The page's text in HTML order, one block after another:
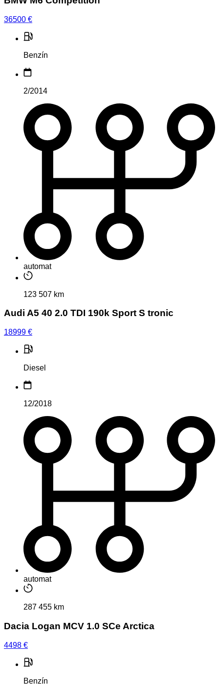
36500 €
Benzín
2/2014
automat
123 507 km
Audi A5 40 2.0 TDI 190k Sport S tronic
18999 €
Diesel
12/2018
automat
287 455 km
Dacia Logan MCV 1.0 SCe Arctica
4498 €
Benzín